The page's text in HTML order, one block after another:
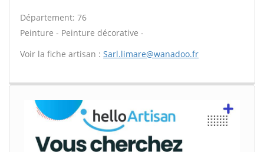
Département: 76
Peinture - Peinture décorative -
Voir la fiche artisan : Sarl.limare@wanadoo.fr